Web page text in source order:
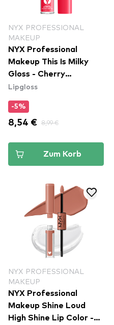
NYX PROFESSIONAL
MAKEUP
NYX Professional
Makeup This Is Milky
Gloss - Cherry
Milkshake (TIMG13)
Lipgloss
-5%
8,54 € 8,99 €
Zum Korb
NYX PROFESSIONAL
MAKEUP
NYX Professional
Makeup Shine Loud
High Shine Lip Color -